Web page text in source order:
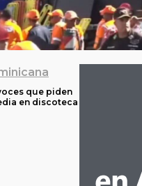
que piden
en discoteca